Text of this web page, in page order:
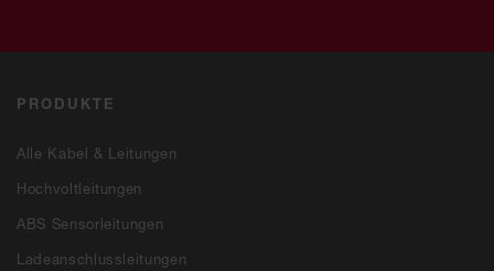
PRODUKTE
Alle Kabel & Leitungen
Hochvoltleitungen
ABS Sensorleitungen
Ladeanschlussleitungen